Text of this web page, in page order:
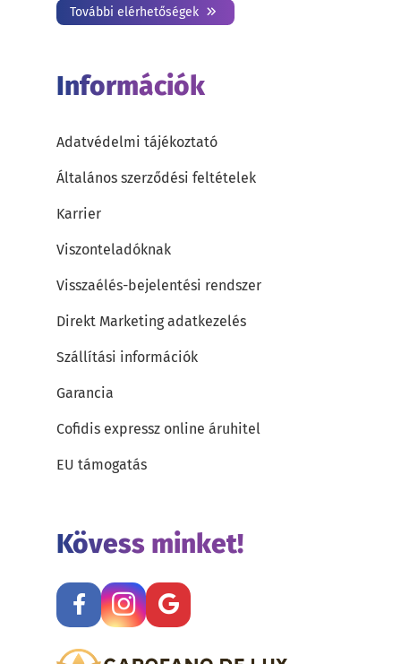
További elérhetőségek
Információk
Adatvédelmi tájékoztató
Általános szerződési feltételek
Karrier
Viszonteladóknak
Visszaélés-bejelentési rendszer
Direkt Marketing adatkezelés
Szállítási információk
Garancia
Cofidis expressz online áruhitel
EU támogatás
Kövess minket!